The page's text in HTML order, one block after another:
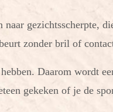
naar gezichtsscherpte,
zonder bril of
Daarom wordt
gekeken of je de